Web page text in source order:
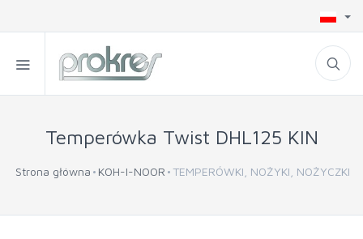
Temperówka Twist DHL125 KIN
Strona główna KOH-I-NOOR TEMPERÓWKI, NOŻYKI, NOŻYCZKI